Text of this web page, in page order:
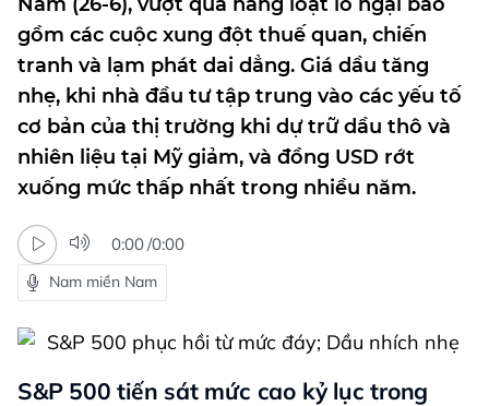
gồm các cuộc xung đột thuế quan, chiến
tranh và lạm phát dai dẳng. Giá dầu tăng
nhẹ, khi nhà đầu tư tập trung vào các yếu tố
cơ bản của thị trường khi dự trữ dầu thô và
nhiên liệu tại Mỹ giảm, và đồng USD rớt
xuống mức thấp nhất trong nhiều năm.
0:00/0:00
Nam miền Nam
S&P 500 tiến sát mức cao kỷ lục trong